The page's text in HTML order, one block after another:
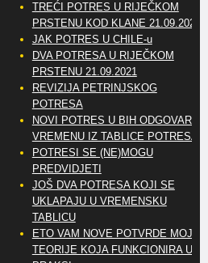
TREĆI POTRES U RIJEČKOM
PRSTENU KOD KLANE 21.09.2021
JAK POTRES U CHILE-u
DVA POTRESA U RIJEČKOM
PRSTENU 21.09.2021
REVIZIJA PETRINJSKOG
POTRESA
NOVI POTRES U BIH ODGOVARA
VREMENU IZ TABLICE POTRESA
POTRESI SE (NE)MOGU
PREDVIDJETI
JOŠ DVA POTRESA KOJI SE
UKLAPAJU U VREMENSKU
TABLICU
ETO VAM NOVE POTVRDE MOJE
TEORIJE KOJA FUNKCIONIRA U